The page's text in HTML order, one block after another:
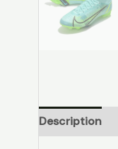
Description